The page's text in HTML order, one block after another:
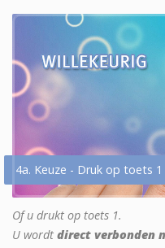
4a. Keuze - Druk op toets 1
Of u drukt op toets 1.
U wordt direct verbonden